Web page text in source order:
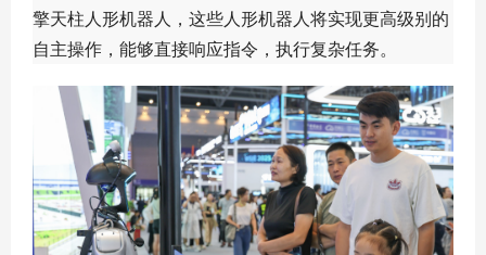
擎天柱人形机器人，这些人形机器人将实现更高级别的
自主操作，能够直接响应指令，执行复杂任务。